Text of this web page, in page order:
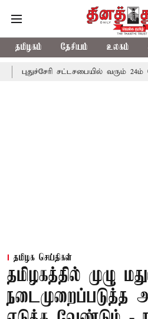
தமிழகம் தேசியம் உலகம்
சட்டசபையில் வரும் 24ம் தேதி
தமிழக செய்திகள்
தமிழகத்தில் முழு
நடைமுறைப்படுத்த